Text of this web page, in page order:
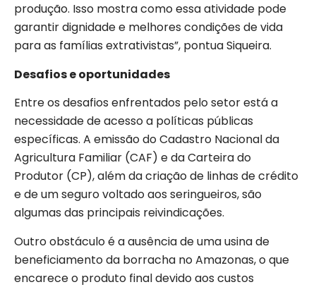
produção. Isso mostra como essa atividade pode
garantir dignidade e melhores condições de vida
para as famílias extrativistas”, pontua Siqueira.
Desafios e oportunidades
Entre os desafios enfrentados pelo setor está a
necessidade de acesso a políticas públicas
específicas. A emissão do Cadastro Nacional da
Agricultura Familiar (CAF) e da Carteira do
Produtor (CP), além da criação de linhas de crédito
e de um seguro voltado aos seringueiros, são
algumas das principais reivindicações.
Outro obstáculo é a ausência de uma usina de
beneficiamento da borracha no Amazonas, o que
encarece o produto final devido aos custos